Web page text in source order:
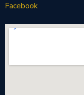
Facebook